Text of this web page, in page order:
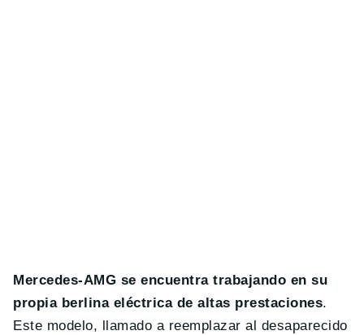
Mercedes-AMG se encuentra trabajando en su
propia berlina eléctrica de altas prestaciones.
Este modelo, llamado a reemplazar al desaparecido